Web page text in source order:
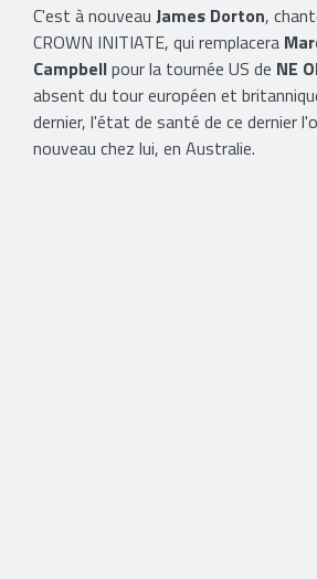
C'est à nouveau James Dorton,
CROWN INITIATE, qui remplacera
Campbellpour la tournée US de NE
absent du tour européen et
dernier, l'état de santé de ce dernier
nouveau chez lui, en Australie.